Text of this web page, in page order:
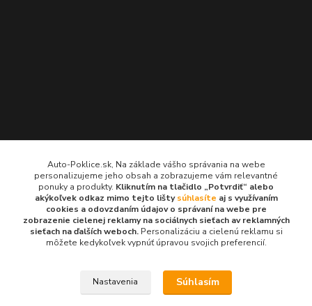
Kontakty
Auto-Poklice.sk
(Po-Pia, 8-16 hod.)
info@auto-poklice.sk
Auto-Poklice.sk, Na základe vášho správania na webe
personalizujeme jeho obsah a zobrazujeme vám relevantné
ponuky a produkty. Kliknutím na tlačidlo „Potvrdiť“ alebo
akýkoľvek odkaz mimo tejto lištysúhlasíte aj s využívaním
cookies a odovzdaním údajov o správaní na webe pre
zobrazenie cielenej reklamy na sociálnych sieťach av reklamných
sieťach na ďalších weboch.Personalizáciu a cielenú reklamu si
môžete kedykoľvek vypnúť úpravou svojich preferencií.
Nastavenia Súhlasím